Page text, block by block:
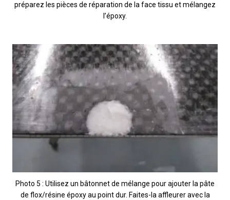
préparez les pièces de réparation de la face tissu et mélangez
l’époxy.
Photo 5 : Utilisez un bâtonnet de mélange pour ajouter la pâte
de flox/résine époxy au point dur. Faites-la affleurer avec la